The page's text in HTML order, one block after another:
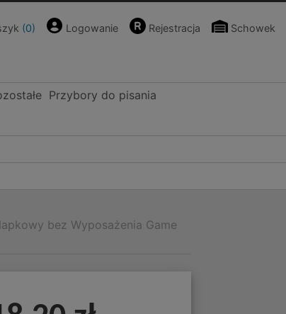
(0) Logowanie Rejestracja Schowek
Przybory do pisania
bez Wyposażenia Game